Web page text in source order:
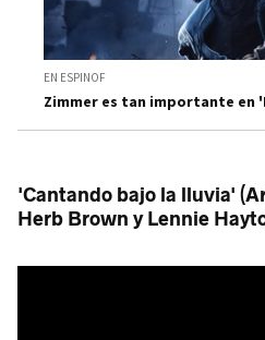
EN ESPINOF
Zimmer es tan importante en
'Cantando bajo la lluvia'
Herb Brown y Lennie